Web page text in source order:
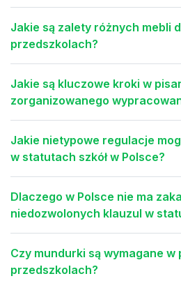
Jakie są zalety różnych mebli
przedszkolach?
Jakie są kluczowe kroki w
zorganizowanego
Jakie nietypowe regulacje
w statutach szkół w Polsce?
Dlaczego w Polsce nie ma
niedozwolonych klauzul w
Czy mundurki są wymagane w
przedszkolach?